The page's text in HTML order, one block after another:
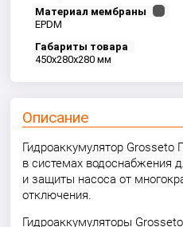
Материал мембраны
EPDM
Габариты товара
450x280x280 мм
Описание
Гидроаккумулятор Grosseto
в системах водоснабжения
и защиты насоса от
отключения.
Гидроаккумуляторы